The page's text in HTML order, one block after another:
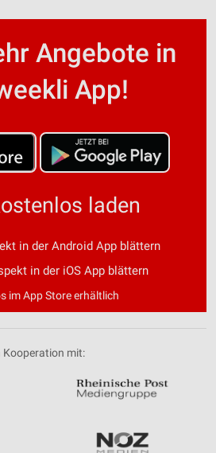
Angebote in
App!
laden
in der Android App blättern
in der iOS App blättern
im App Store erhältlich
Kooperation mit: